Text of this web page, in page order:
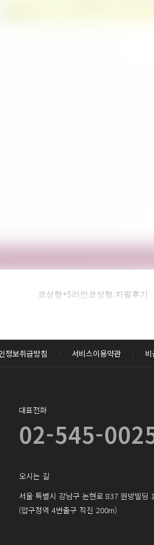
체 내용은
기
코성형+S라인코성형 자필후기
정보취급방침 서비스이용약관
대표전화
02-545-
오시는 길
서울 특별시 강남구 논현로 837 원방빌딩
(압구정역 4번출구 직진 200m)